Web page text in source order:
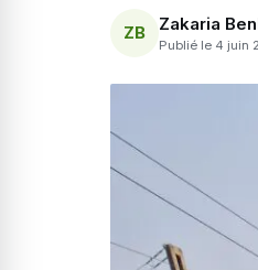
ZB Zakaria
Publié le 4 juin